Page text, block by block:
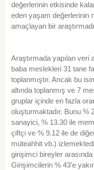
değerlerinin etkisinde
eden yaşam değerlerinin
amaçlayan bir
Araştırmada yapılan
baba meslekleri 31 tane
toplanmıştır. Ancak bu
altında toplanmış ve 7
gruplar içinde en fazla
oluşturmaktadır. Bunu %
sanayici, % 13.30 ile
çiftçi ve % 9.12 ile de
müteahhit vb.)
girişimci bireyler
Girişimcilerin % 43’e